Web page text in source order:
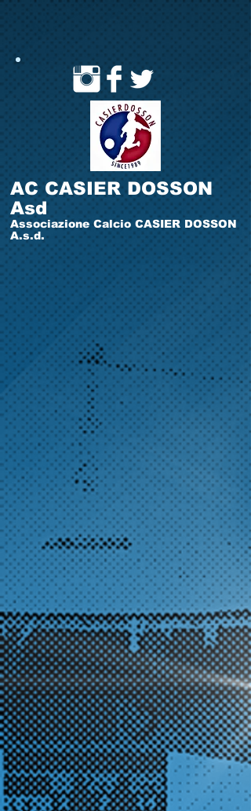
AC CASIER DOSSON
Asd
Associazione Calcio CASIER DOSSON
A.s.d.